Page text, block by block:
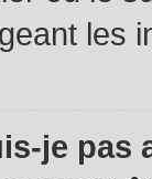
les
je pas